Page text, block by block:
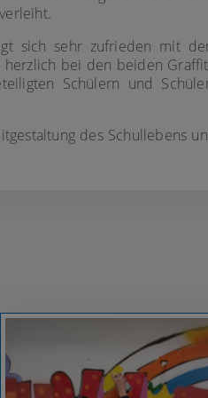
sich sehr zufrieden mit
herzlich bei den beiden
Schülern und
des Schullebens